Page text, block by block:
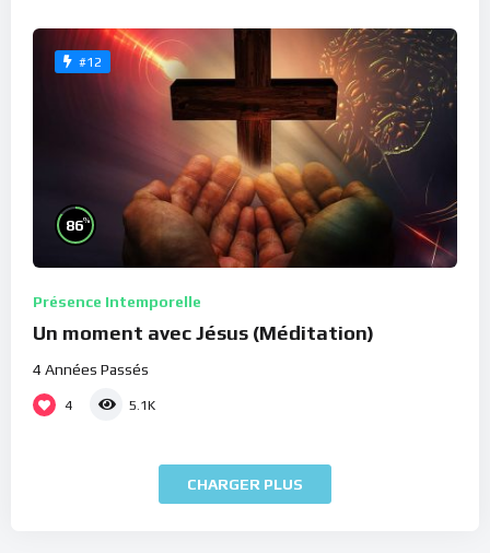
#12
86%
Présence Intemporelle
Un moment avec Jésus (Méditation)
4 Années Passés
4 5.1K
CHARGER PLUS